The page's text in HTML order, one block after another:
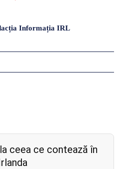
Informația IRL
ceea ce contează în